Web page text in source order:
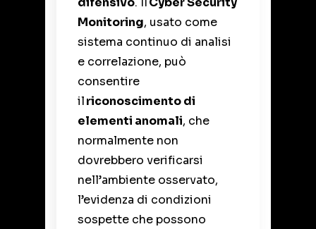
Monitoring, usato come
sistema continuo di analisi
e correlazione, può
consentire
ilriconoscimento di
elementi anomali, che
normalmente non
dovrebbero verificarsi
nell’ambiente osservato,
l’evidenza di condizioni
sospette che possono